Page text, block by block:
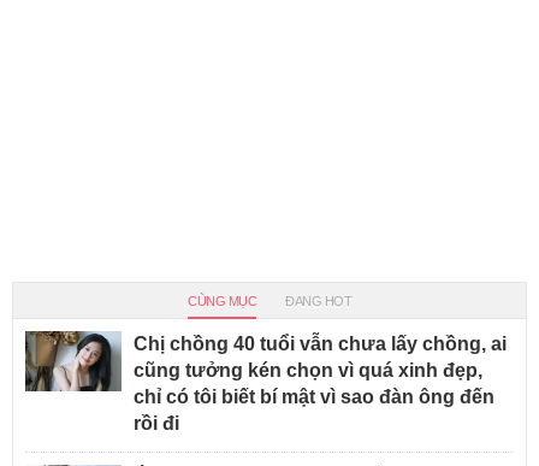
CÙNG MỤC ĐANG HOT
Chị chồng 40 tuổi vẫn chưa lấy chồng, ai
cũng tưởng kén chọn vì quá xinh đẹp,
chỉ có tôi biết bí mật vì sao đàn ông đến
rồi đi